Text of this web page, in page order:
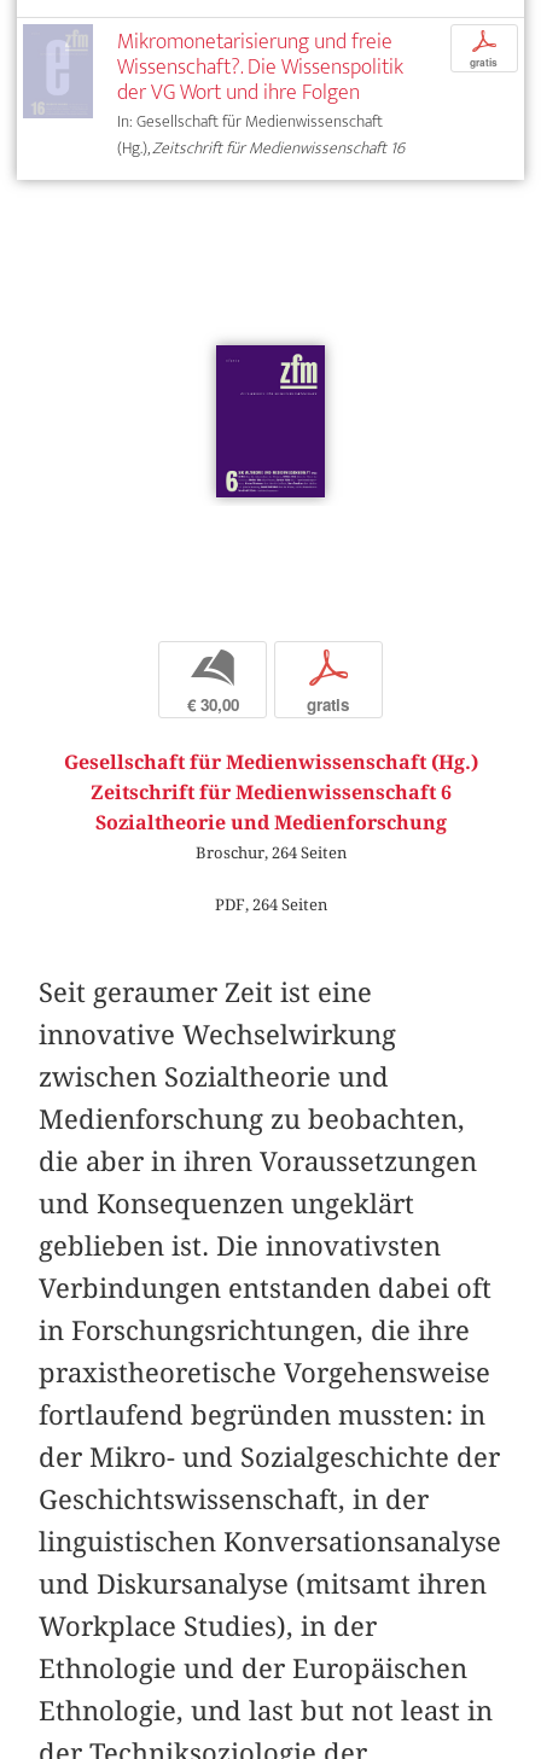
Mikromonetarisierung und freie
Wissenschaft?. Die Wissenspolitik
der VG Wort und ihre Folgen
In: Gesellschaft für Medienwissenschaft
(Hg.),Zeitschrift für Medienwissenschaft 16
p
gratis
b
€ 30,00
p
gratis
Gesellschaft für Medienwissenschaft (Hg.)
Zeitschrift für Medienwissenschaft 6
Sozialtheorie und Medienforschung
Broschur, 264 Seiten
PDF, 264 Seiten
Seit geraumer Zeit ist eine
innovative Wechselwirkung
zwischen Sozialtheorie und
Medienforschung zu beobachten,
die aber in ihren Voraussetzungen
und Konsequenzen ungeklärt
geblieben ist. Die innovativsten
Verbindungen entstanden dabei oft
in Forschungsrichtungen, die ihre
praxistheoretische Vorgehensweise
fortlaufend begründen mussten: in
der Mikro- und Sozialgeschichte der
Geschichtswissenschaft, in der
linguistischen Konversationsanalyse
und Diskursanalyse (mitsamt ihren
Workplace Studies), in der
Ethnologie und der Europäischen
Ethnologie, und last but not least in